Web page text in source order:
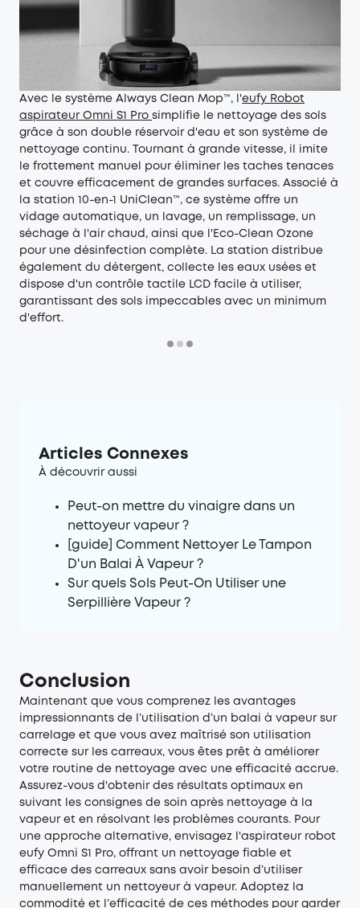
Avec le système Always Clean Mop™️, l'eufy Robot
aspirateur Omni S1 Pro simplifie le nettoyage des sols
grâce à son double réservoir d'eau et son système de
nettoyage continu. Tournant à grande vitesse, il imite
le frottement manuel pour éliminer les taches tenaces
et couvre efficacement de grandes surfaces. Associé à
la station 10-en-1 UniClean™️, ce système offre un
vidage automatique, un lavage, un remplissage, un
séchage à l'air chaud, ainsi que l'Eco-Clean Ozone
pour une désinfection complète. La station distribue
également du détergent, collecte les eaux usées et
dispose d'un contrôle tactile LCD facile à utiliser,
garantissant des sols impeccables avec un minimum
d'effort.
Articles Connexes
À découvrir aussi
Peut-on mettre du vinaigre dans un
nettoyeur vapeur ?
[guide] Comment Nettoyer Le Tampon
D'un Balai À Vapeur ?
Sur quels Sols Peut-On Utiliser une
Serpillière Vapeur ?
Conclusion
Maintenant que vous comprenez les avantages
impressionnants de l’utilisation d’un balai à vapeur sur
carrelage et que vous avez maîtrisé son utilisation
correcte sur les carreaux, vous êtes prêt à améliorer
votre routine de nettoyage avec une efficacité accrue.
Assurez-vous d'obtenir des résultats optimaux en
suivant les consignes de soin après nettoyage à la
vapeur et en résolvant les problèmes courants. Pour
une approche alternative, envisagez l'aspirateur robot
eufy Omni S1 Pro, offrant un nettoyage fiable et
efficace des carreaux sans avoir besoin d’utiliser
manuellement un nettoyeur à vapeur. Adoptez la
commodité et l’efficacité de ces méthodes pour garder